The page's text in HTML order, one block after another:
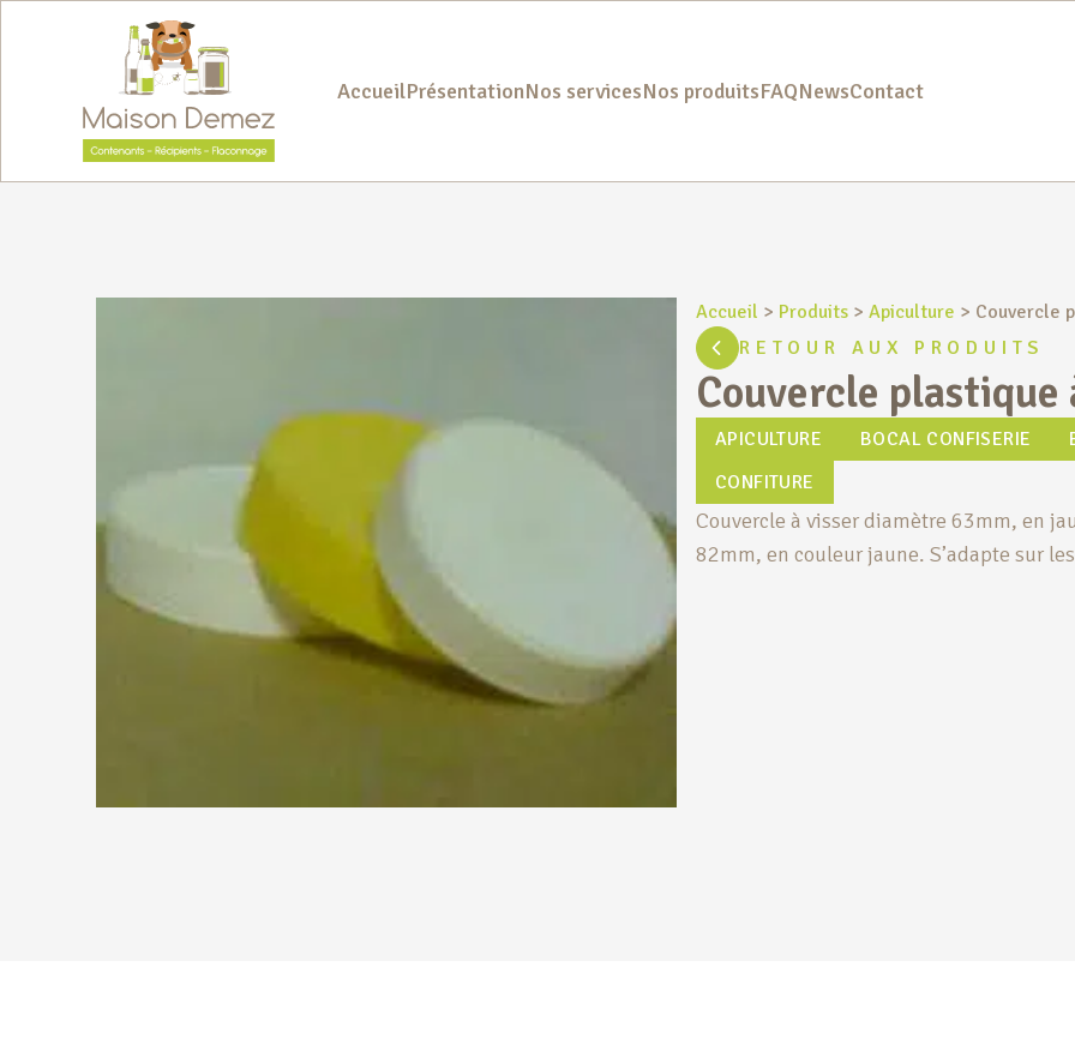
AccueilPrésentationNos servicesNos produitsFAQNewsContact
Accueil > Produits > Apiculture > Couvercle
RETOUR AUX PRODUITS
Couvercle plastique
APICULTURE BOCAL CONFISERIE
CONFITURE
Couvercle à visser diamètre 63mm, en
82mm, en couleur jaune. S’adapte sur